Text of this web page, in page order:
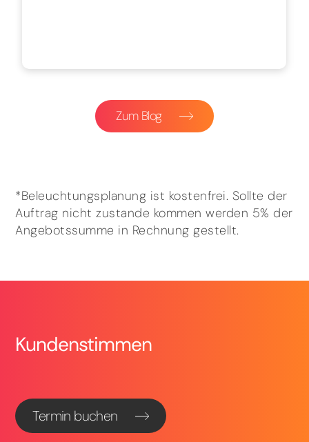
Zum Blog
*Beleuchtungsplanung ist kostenfrei. Sollte der
Auftrag nicht zustande kommen werden 5% der
Angebotssumme in Rechnung gestellt.
Kundenstimmen
Termin buchen